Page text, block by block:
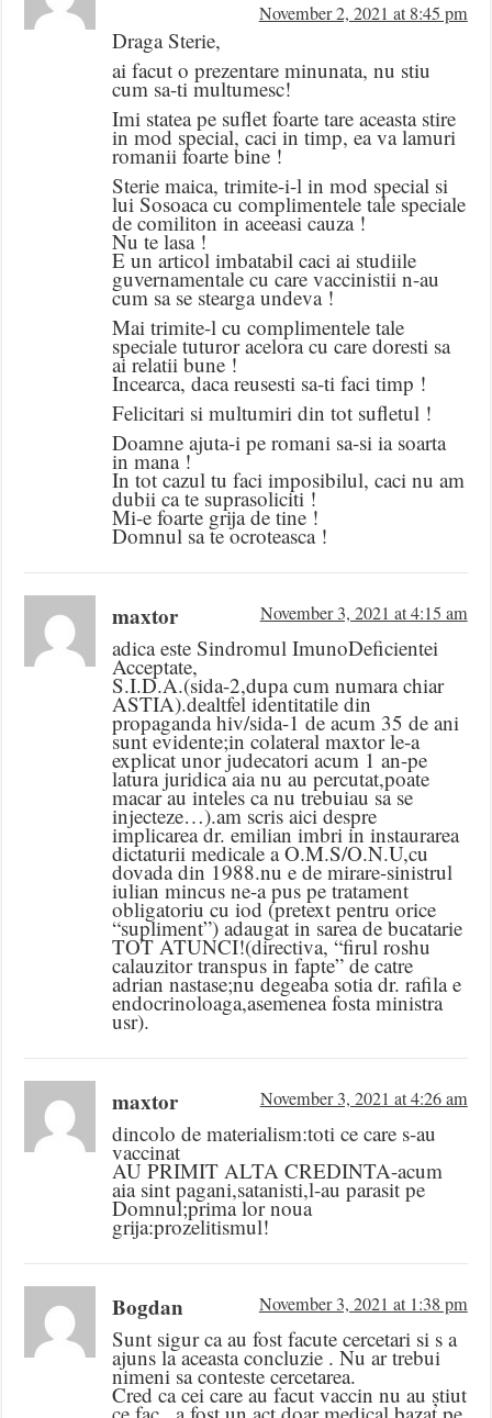
November 2, 2021 at 8:45 pm
Draga Sterie,
ai facut o prezentare minunata, nu stiu
cum sa-ti multumesc!
Imi statea pe suflet foarte tare aceasta stire
in mod special, caci in timp, ea va lamuri
romanii foarte bine !
Sterie maica, trimite-i-l in mod special si
lui Sosoaca cu complimentele tale speciale
de comiliton in aceeasi cauza !
Nu te lasa !
E un articol imbatabil caci ai studiile
guvernamentale cu care vaccinistii n-au
cum sa se stearga undeva !
Mai trimite-l cu complimentele tale
speciale tuturor acelora cu care doresti sa
ai relatii bune !
Incearca, daca reusesti sa-ti faci timp !
Felicitari si multumiri din tot sufletul !
Doamne ajuta-i pe romani sa-si ia soarta
in mana !
In tot cazul tu faci imposibilul, caci nu am
dubii ca te suprasoliciti !
Mi-e foarte grija de tine !
Domnul sa te ocroteasca !
maxtor November 3, 2021 at 4:15 am
adica este Sindromul ImunoDeficientei
Acceptate,
S.I.D.A.(sida-2,dupa cum numara chiar
ASTIA).dealtfel identitatile din
propaganda hiv/sida-1 de acum 35 de ani
sunt evidente;in colateral maxtor le-a
explicat unor judecatori acum 1 an-pe
latura juridica aia nu au percutat,poate
macar au inteles ca nu trebuiau sa se
injecteze…).am scris aici despre
implicarea dr. emilian imbri in instaurarea
dictaturii medicale a O.M.S/O.N.U,cu
dovada din 1988.nu e de mirare-sinistrul
iulian mincus ne-a pus pe tratament
obligatoriu cu iod (pretext pentru orice
“supliment”) adaugat in sarea de bucatarie
TOT ATUNCI!(directiva, “firul roshu
calauzitor transpus in fapte” de catre
adrian nastase;nu degeaba sotia dr. rafila e
endocrinoloaga,asemenea fosta ministra
usr).
maxtor November 3, 2021 at 4:26 am
dincolo de materialism:toti ce care s-au
vaccinat
AU PRIMIT ALTA CREDINTA-acum
aia sint pagani,satanisti,l-au parasit pe
Domnul;prima lor noua
grija:prozelitismul!
Bogdan November 3, 2021 at 1:38 pm
Sunt sigur ca au fost facute cercetari si s a
ajuns la aceasta concluzie . Nu ar trebui
nimeni sa conteste cercetarea.
Cred ca cei care au facut vaccin nu au știut